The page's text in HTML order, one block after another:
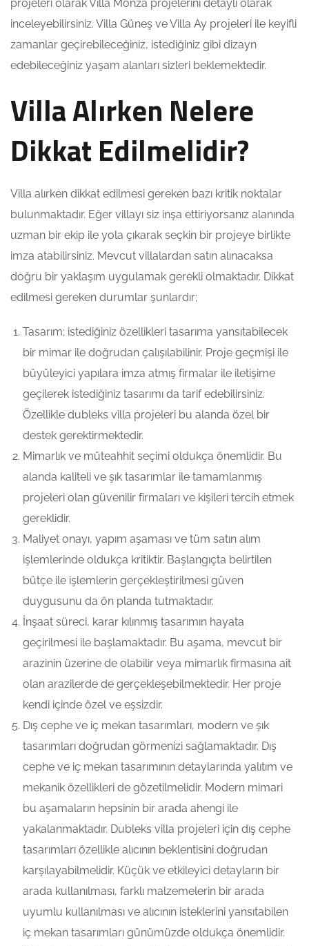
projeleri olarak Villa Monza projelerini detaylı olarak
inceleyebilirsiniz. Villa Güneş ve Villa Ay projeleri ile keyifli
zamanlar geçirebileceğiniz, istediğiniz gibi dizayn
edebileceğiniz yaşam alanları sizleri beklemektedir.
Villa Alırken Nelere
Dikkat Edilmelidir?
Villa alırken dikkat edilmesi gereken bazı kritik noktalar
bulunmaktadır. Eğer villayı siz inşa ettiriyorsanız alanında
uzman bir ekip ile yola çıkarak seçkin bir projeye birlikte
imza atabilirsiniz. Mevcut villalardan satın alınacaksa
doğru bir yaklaşım uygulamak gerekli olmaktadır. Dikkat
edilmesi gereken durumlar şunlardır;
Tasarım; istediğiniz özellikleri tasarıma yansıtabilecek
bir mimar ile doğrudan çalışılabilinir. Proje geçmişi ile
büyüleyici yapılara imza atmış firmalar ile iletişime
geçilerek istediğiniz tasarımı da tarif edebilirsiniz.
Özellikle dubleks villa projeleri bu alanda özel bir
destek gerektirmektedir.
Mimarlık ve müteahhit seçimi oldukça önemlidir. Bu
alanda kaliteli ve şık tasarımlar ile tamamlanmış
projeleri olan güvenilir firmaları ve kişileri tercih etmek
gereklidir.
Maliyet onayı, yapım aşaması ve tüm satın alım
işlemlerinde oldukça kritiktir. Başlangıçta belirtilen
bütçe ile işlemlerin gerçekleştirilmesi güven
duygusunu da ön planda tutmaktadır.
İnşaat süreci, karar kılınmış tasarımın hayata
geçirilmesi ile başlamaktadır. Bu aşama, mevcut bir
arazinin üzerine de olabilir veya mimarlık firmasına ait
olan arazilerde de gerçekleşebilmektedir. Her proje
kendi içinde özel ve eşsizdir.
Dış cephe ve iç mekan tasarımları, modern ve şık
tasarımları doğrudan görmenizi sağlamaktadır. Dış
cephe ve iç mekan tasarımının detaylarında yalıtım ve
mekanik özellikleri de gözetilmelidir. Modern mimari
bu aşamaların hepsinin bir arada ahengi ile
yakalanmaktadır. Dubleks villa projeleri için dış cephe
tasarımları özellikle alıcının beklentisini doğrudan
karşılayabilmelidir. Küçük ve etkileyici detayların bir
arada kullanılması, farklı malzemelerin bir arada
uyumlu kullanılması ve alıcının isteklerini yansıtabilen
iç mekan tasarımları günümüzde oldukça önemlidir.